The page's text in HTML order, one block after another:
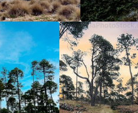
5/5